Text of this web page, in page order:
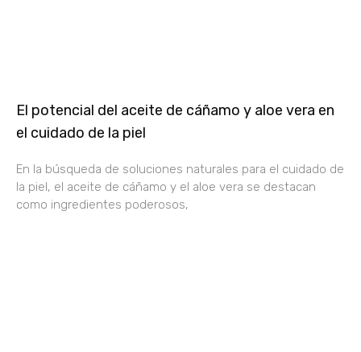
El potencial del aceite de cáñamo y aloe vera en
el cuidado de la piel
En la búsqueda de soluciones naturales para el cuidado de
la piel, el aceite de cáñamo y el aloe vera se destacan
como ingredientes poderosos,